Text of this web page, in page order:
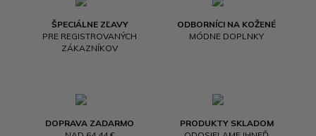
ŠPECIÁLNE ZĽAVY
PRE REGISTROVANÝCH
ZÁKAZNÍKOV
ODBORNÍCI NA KOŽENÉ
MÓDNE DOPLNKY
DOPRAVA ZADARMO
PRODUKTY SKLADOM